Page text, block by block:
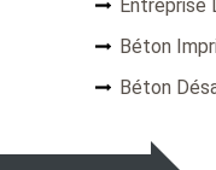
Entreprise
Béton
Béton